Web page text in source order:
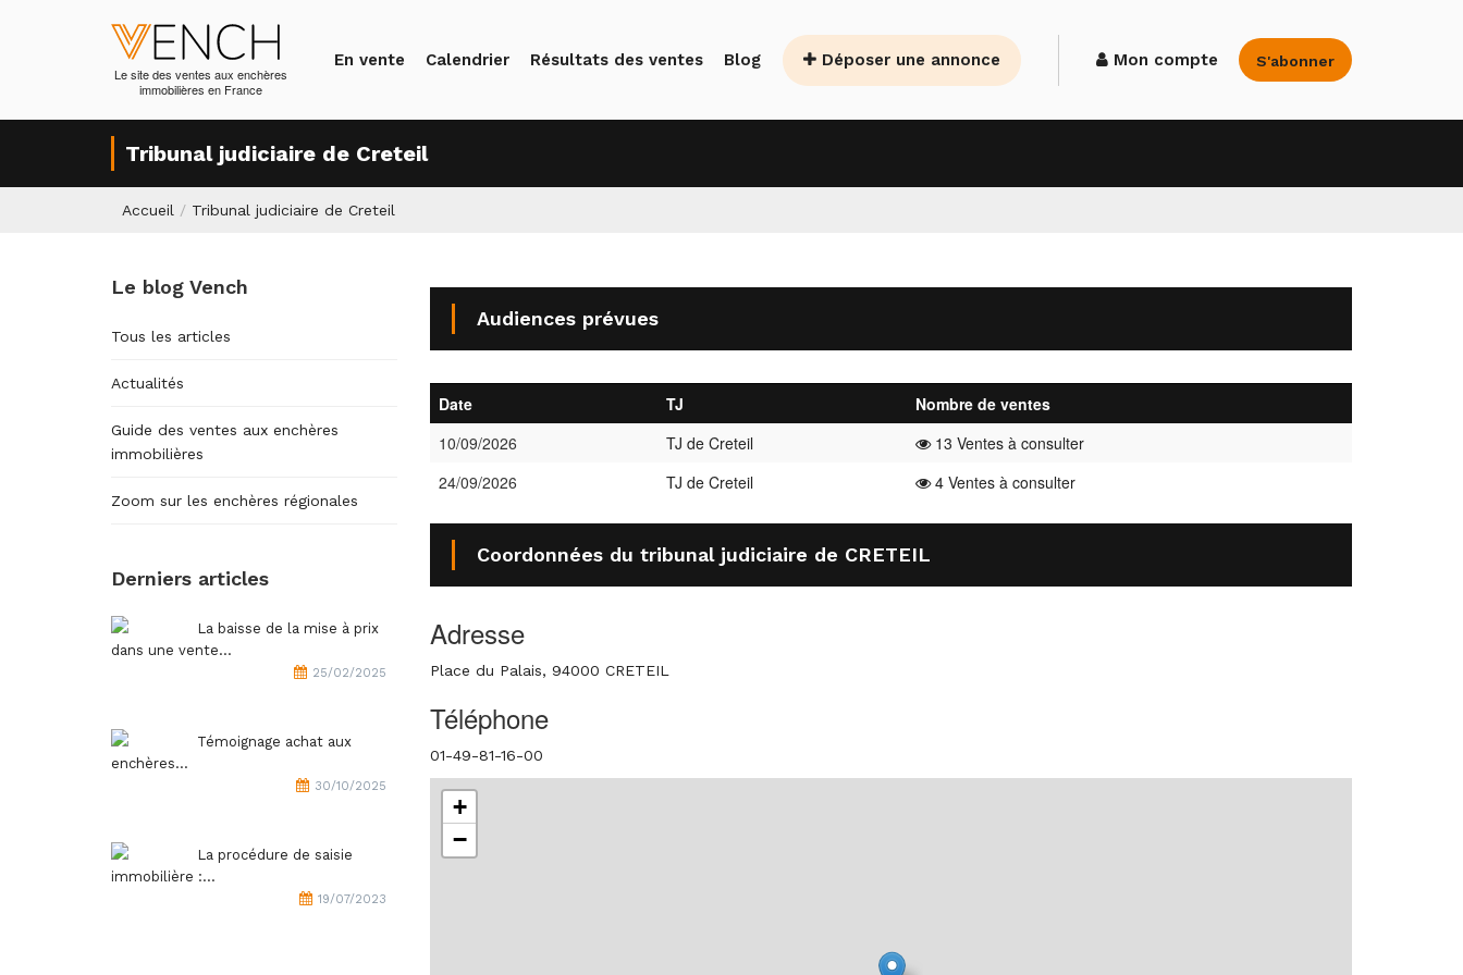
Le site des ventes aux enchères
immobilières en France
En vente Calendrier Résultats des ventes Blog Déposer une annonce Mon compte S'abonner
Tribunal judiciaire de Creteil
Accueil / Tribunal judiciaire de Creteil
Le blog Vench
Tous les articles
Actualités
Guide des ventes aux enchères
immobilières
Zoom sur les enchères régionales
Derniers articles
La baisse de la mise à prix
dans une vente...
25/02/2025
Témoignage achat aux
enchères...
30/10/2025
La procédure de saisie
immobilière :...
19/07/2023
Audiences prévues
Date TJ
Nombre de ventes
10/09/2026
TJ de Creteil
13 Ventes à consulter
24/09/2026
TJ de Creteil 4 Ventes à consulter
Coordonnées du tribunal judiciaire de CRETEIL
Adresse
Place du Palais, 94000 CRETEIL
Téléphone
01-49-81-16-00
+
−